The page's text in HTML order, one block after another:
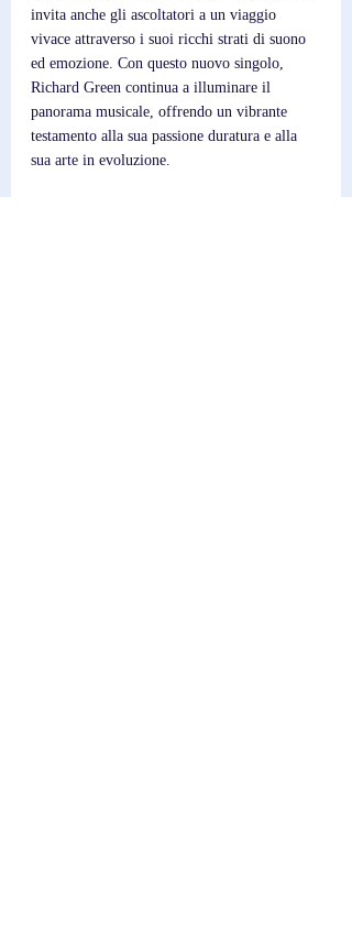
invita anche gli ascoltatori a un viaggio
vivace attraverso i suoi ricchi strati di suono
ed emozione. Con questo nuovo singolo,
Richard Green continua a illuminare il
panorama musicale, offrendo un vibrante
testamento alla sua passione duratura e alla
sua arte in evoluzione.